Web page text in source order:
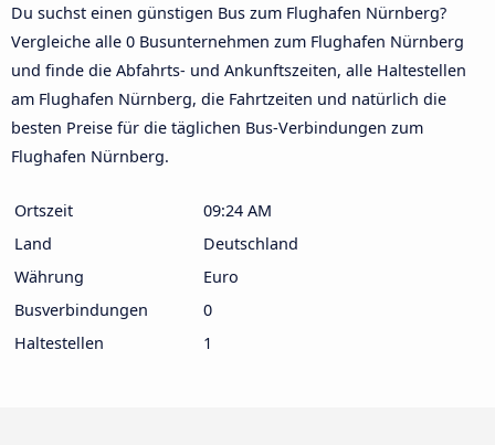
Du suchst einen günstigen Bus zum Flughafen Nürnberg?
Vergleiche alle 0 Busunternehmen zum Flughafen Nürnberg
und finde die Abfahrts- und Ankunftszeiten, alle Haltestellen
am Flughafen Nürnberg, die Fahrtzeiten und natürlich die
besten Preise für die täglichen Bus-Verbindungen zum
Flughafen Nürnberg.
Ortszeit
09:24 AM
Land
Deutschland
Währung
Euro
Busverbindungen
0
Haltestellen
1